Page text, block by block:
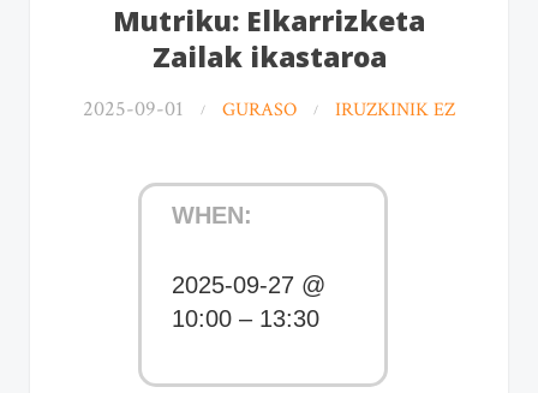
Mutriku: Elkarrizketa
Zailak ikastaroa
2025-09-01 GURASO IRUZKINIK EZ
WHEN:
2025-09-27 @
10:00 – 13:30